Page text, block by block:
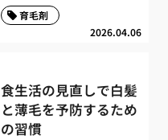
2026.04.06
育毛剤
食生活の見直しで白髪
と薄毛を予防するため
の習慣